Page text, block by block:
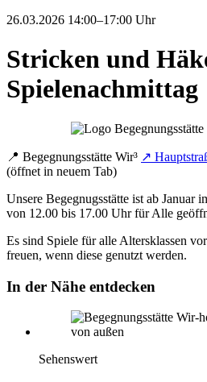
26.03.2026 14:00–17:00 Uhr
Stricken und
Spielenachmittag
📍 Begegnungsstätte Wir³ ↗
(öffnet in neuem Tab)
Unsere Begegnugsstätte ist ab Januar
von 12.00 bis 17.00 Uhr für Alle
Es sind Spiele für alle Altersklassen
freuen, wenn diese genutzt werden.
In der Nähe entdecken
Sehenswert